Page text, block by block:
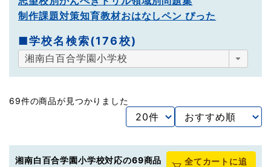
制作課題対策知育教材おはなしペン ぴった
■学校名検索(176校)
69件の商品が見つかりました
湘南白百合学園小学校対応の69商品
全てカートに追